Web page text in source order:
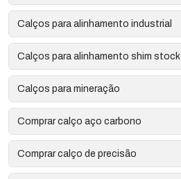
Calços para alinhamento industrial
Calços para alinhamento shim stock
Calços para mineração
Comprar calço aço carbono
Comprar calço de precisão